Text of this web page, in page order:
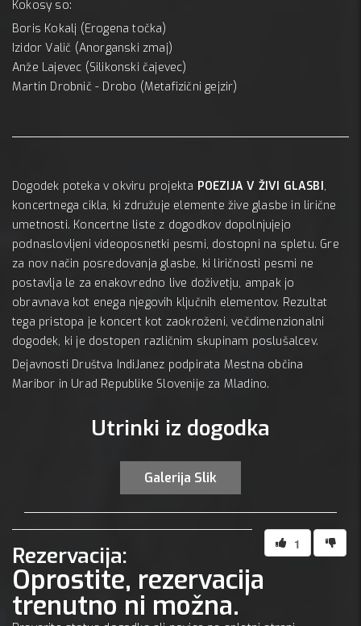
Kokosy so:
Boris Kokalj (Erogena točka)
Izidor Valič (Anorganski zmaj)
Anže Lajevec (Silikonski čajevec)
Martin Drobnič - Drobo (Metafizični gejzir)
Dogodek poteka v okviru projekta POEZIJA V ŽIVI GLASBI,
koncertnega cikla, ki združuje elemente žive glasbe in lirične
umetnosti. Koncertne liste z dogodkov dopolnjujejo
podnaslovljeni videoposnetki pesmi, dostopni na spletu. Gre
za nov način posredovanja glasbe, ki liričnosti pesmi ne
postavlja le za enakovredno live doživetju, ampak jo
obravnava kot enega njegovih ključnih elementov. Rezultat
tega pristopa je koncert kot zaokroženi, večdimenzionalni
dogodek, ki je dostopen različnim skupinam poslušalcev.
Dejavnosti Društva IndiJanez podpirata Mestna občina
Maribor in Urad Republike Slovenije za Mladino.
Utrinki iz dogodka
Galerija Slik
1
Rezervacija:
Oprostite, rezervacija
trenutno ni možna.